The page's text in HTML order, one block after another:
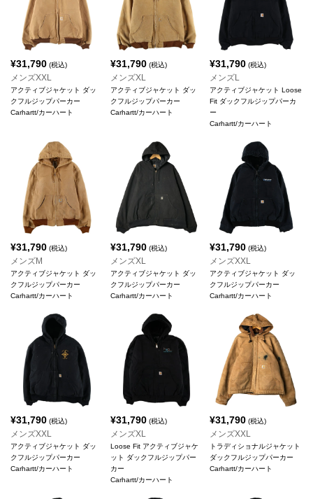
¥31,790 (税込)
メンズXXL
アクティブジャケット ダッ
クフルジップパーカー
Carhartt/カーハート
¥31,790(税込)
メンズXL
アクティブジャケット ダッ
クフルジップパーカー
Carhartt/カーハート
¥31,790 (税込)
メンズL
アクティブジャケット Loose
Fit ダックフルジップパーカ
ー
Carhartt/カーハート
¥31,790 (税込)
メンズM
アクティブジャケット ダッ
クフルジップパーカー
Carhartt/カーハート
¥31,790(税込)
メンズXL
アクティブジャケット ダッ
クフルジップパーカー
Carhartt/カーハート
¥31,790 (税込)
メンズXXL
アクティブジャケット ダッ
クフルジップパーカー
Carhartt/カーハート
¥31,790 (税込)
メンズXXL
アクティブジャケット ダッ
クフルジップパーカー
Carhartt/カーハート
¥31,790(税込)
メンズXL
Loose Fit アクティブジャケ
ット ダックフルジップパー
カー
Carhartt/カーハート
¥31,790 (税込)
メンズXXL
トラディショナルジャケット
ダックフルジップパーカー
Carhartt/カーハート